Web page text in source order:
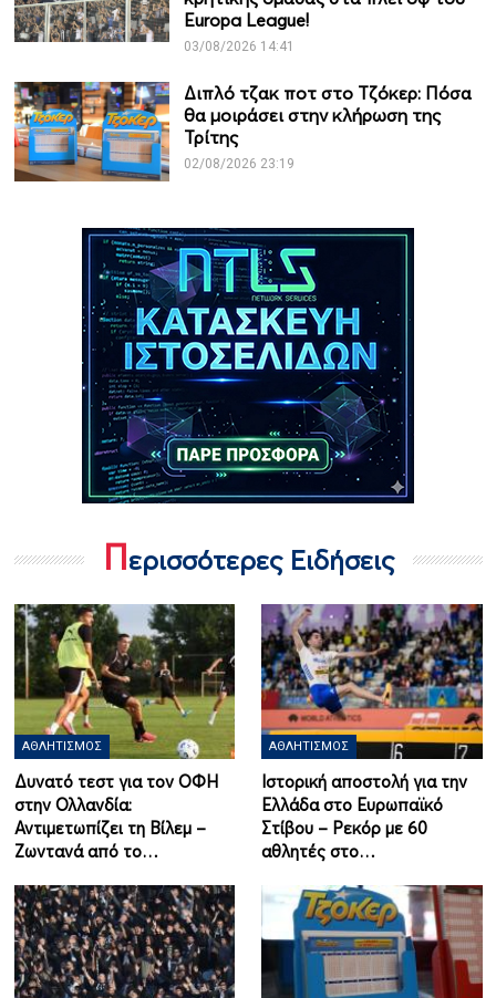
Europa League!
03/08/2026 14:41
Διπλό τζακ ποτ στο Τζόκερ: Πόσα
θα μοιράσει στην κλήρωση της
Τρίτης
02/08/2026 23:19
Περισσότερες Ειδήσεις
ΑΘΛΗΤΙΣΜΌΣ
Δυνατό τεστ για τον ΟΦΗ
στην Ολλανδία:
Αντιμετωπίζει τη Βίλεμ –
Ζωντανά από το…
ΑΘΛΗΤΙΣΜΌΣ
Ιστορική αποστολή για την
Ελλάδα στο Ευρωπαϊκό
Στίβου – Ρεκόρ με 60
αθλητές στο…